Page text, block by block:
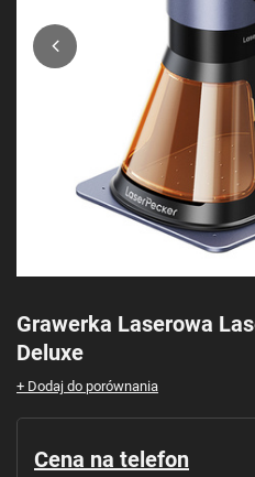
Grawerka Laserowa
Deluxe
+ Dodaj do porównania
Cena na telefon